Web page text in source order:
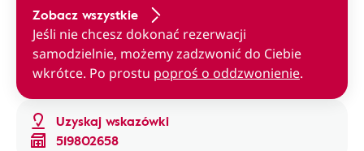
Uzyskaj wskazówki
519802658
Zobacz wszystkie
Jeśli nie chcesz dokonać rezerwacji
samodzielnie, możemy zadzwonić do Ciebie
wkrótce. Po prostu poproś o oddzwonienie.